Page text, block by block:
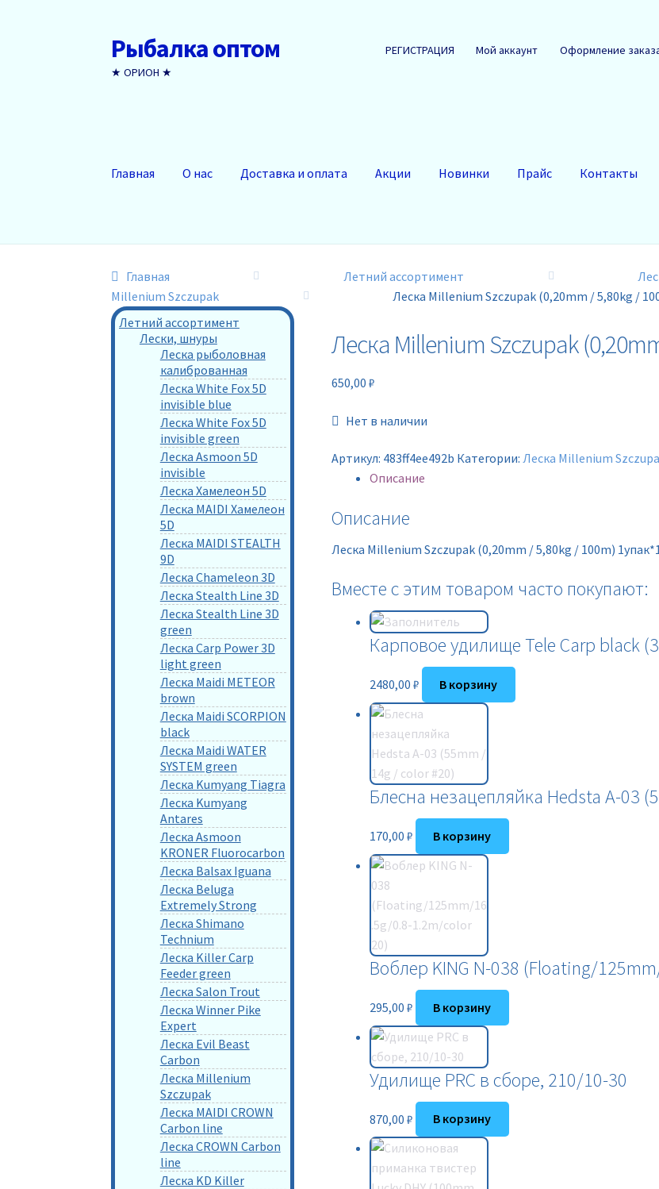
Перейти
к
навигации
Перейти
к
содержимому
Рыбалка оптом
★ ОРИОН ★
РЕГИСТРАЦИЯ Мой аккаунт Оформление
Главная О нас Доставка и оплата Акции Новинки Прайс Контакты
Главная Летний ассортимент
Millenium Szczupak
Леска Millenium Szczupak (0,20mm / 5,80kg /
Леска Millenium Szczupak
650,00 ₽
Нет в наличии
Артикул: 483ff4ee492b Категории: Леска Millenium
Описание
Описание
Леска Millenium Szczupak (0,20mm / 5,80kg / 100m)
Вместе с этим товаром часто покупают:
Карповое удилище Tele Carp black
2480,00 ₽ В корзину
Блесна незацепляйка Hedsta A-03
170,00 ₽ В корзину
Воблер KING N-038 (Floating/
295,00 ₽ В корзину
Удилище PRC в сборе, 210/10-30
870,00 ₽ В корзину
Летний ассортимент
Лески, шнуры
Леска рыболовная
калиброванная
Леска White Fox 5D
invisible blue
Леска White Fox 5D
invisible green
Леска Asmoon 5D
invisible
Леска Хамелеон 5D
Леска MAIDI Хамелеон
5D
Леска MAIDI STEALTH
9D
Леска Chameleon 3D
Леска Stealth Line 3D
Леска Stealth Line 3D
green
Леска Carp Power 3D
light green
Леска Maidi METEOR
brown
Леска Maidi SCORPION
black
Леска Maidi WATER
SYSTEM green
Леска Kumyang Tiagra
Леска Kumyang
Antares
Леска Asmoon
KRONER Fluorocarbon
Леска Balsax Iguana
Леска Beluga
Extremely Strong
Леска Shimano
Technium
Леска Killer Carp
Feeder green
Леска Salon Trout
Леска Winner Pike
Expert
Леска Evil Beast
Carbon
Леска Millenium
Szczupak
Леска MAIDI CROWN
Carbon line
Леска CROWN Carbon
line
Леска KD Killer